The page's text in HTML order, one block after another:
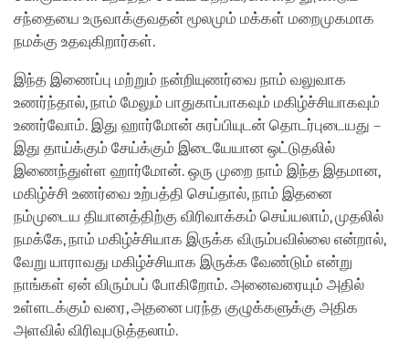
சந்தையை உருவாக்குவதன் மூலமும் மக்கள் மறைமுகமாக
நமக்கு உதவுகிறார்கள்.
இந்த இணைப்பு மற்றும் நன்றியுணர்வை நாம் வலுவாக
உணர்ந்தால், நாம் மேலும் பாதுகாப்பாகவும் மகிழ்ச்சியாகவும்
உணர்வோம். இது ஹார்மோன் சுரப்பியுடன் தொடர்புடையது –
இது தாய்க்கும் சேய்க்கும் இடையேயான ஒட்டுதலில்
இணைந்துள்ள ஹார்மோன். ஒரு முறை நாம் இந்த இதமான,
மகிழ்ச்சி உணர்வை உற்பத்தி செய்தால், நாம் இதனை
நம்முடைய தியானத்திற்கு விரிவாக்கம் செய்யலாம், முதலில்
நமக்கே, நாம் மகிழ்ச்சியாக இருக்க விரும்பவில்லை என்றால்,
வேறு யாராவது மகிழ்ச்சியாக இருக்க வேண்டும் என்று
நாங்கள் ஏன் விரும்பப் போகிறோம். அனைவரையும் அதில்
உள்ளடக்கும் வரை, அதனை பரந்த குழுக்களுக்கு அதிக
அளவில் விரிவுபடுத்தலாம்.